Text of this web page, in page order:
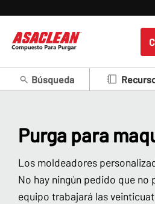
Búsqueda
Purga para
Los moldeadores
No hay ningún pedido que no
equipo trabajará las